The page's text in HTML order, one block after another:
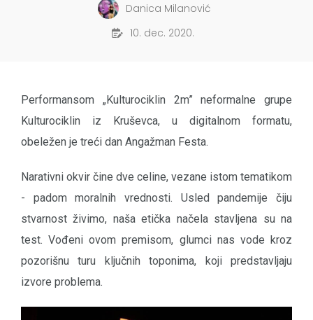
Danica Milanović
10. dec. 2020.
Performansom „Kulturociklin 2m” neformalne grupe
Kulturociklin iz Kruševca, u digitalnom formatu,
obeležen je treći dan Angažman Festa.
Narativni okvir čine dve celine, vezane istom tematikom
- padom moralnih vrednosti. Usled pandemije čiju
stvarnost živimo, naša etička načela stavljena su na
test. Vođeni ovom premisom, glumci nas vode kroz
pozorišnu turu ključnih toponima, koji predstavljaju
izvore problema.